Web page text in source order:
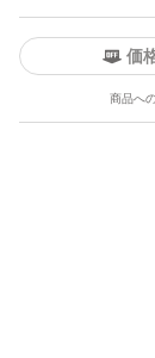
価
商品へ